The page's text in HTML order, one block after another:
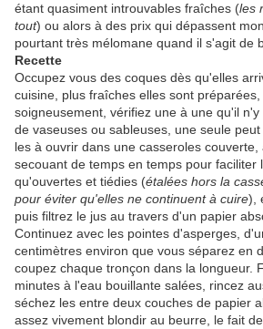
étant quasiment introuvables fraîches (les
tout) ou alors à des prix qui dépassent
pourtant très mélomane quand il s'agit de
Recette
Occupez vous des coques dès qu'elles
cuisine, plus fraîches elles sont
soigneusement, vérifiez une à une qu'il n'y
de vaseuses ou sableuses, une seule
les à ouvrir dans une casseroles couverte,
secouant de temps en temps pour faciliter
qu'ouvertes et tiédies (étalées hors la
pour éviter qu'elles ne continuent à cuire),
puis filtrez le jus au travers d'un papier
Continuez avec les pointes d'asperges,
centimètres environ que vous séparez en
coupez chaque tronçon dans la longueur.
minutes à l'eau bouillante salées, rincez
séchez les entre deux couches de papier
assez vivement blondir au beurre, le fait